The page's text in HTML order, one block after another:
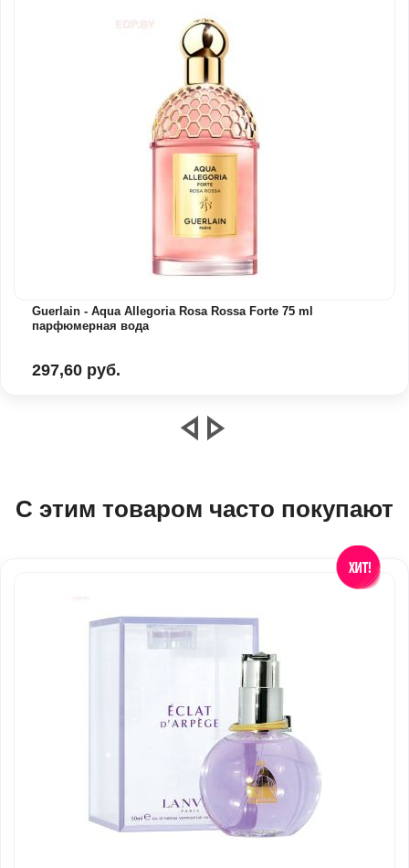
Guerlain - Aqua Allegoria Rosa Rossa Forte 75 ml
парфюмерная вода
297,60 руб.
С этим товаром часто покупают